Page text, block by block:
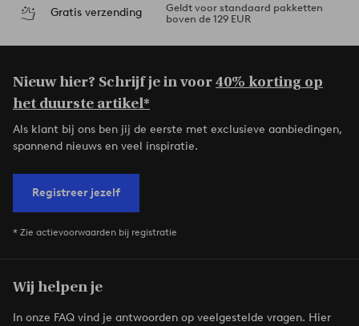
Gratis verzending
Geldt voor standaard pakketten
boven de 129 EUR
Nieuw hier? Schrijf je in voor40% korting op
het duurste artikel*
Als klant bij ons ben jij de eerste met exclusieve aanbiedingen,
spannend nieuws en veel inspiratie.
Registreer jezelf
* Zie actievoorwaarden bij registratie
Wij helpen je
In onze FAQ vind je antwoorden op veelgestelde vragen. Hier